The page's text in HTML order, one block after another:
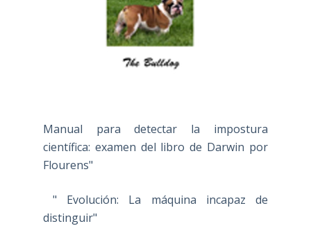
Manual para detectar la impostura
científica: examen del libro de Darwin por
Flourens"
" Evolución: La máquina incapaz de
distinguir"